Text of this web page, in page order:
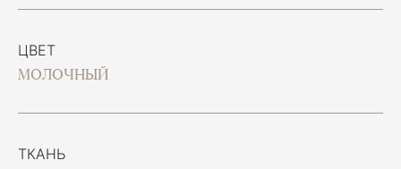
ЦВЕТ
МОЛОЧНЫЙ
ТКАНЬ